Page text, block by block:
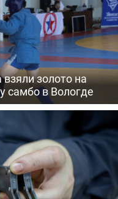
золото на
самбо в Вологде